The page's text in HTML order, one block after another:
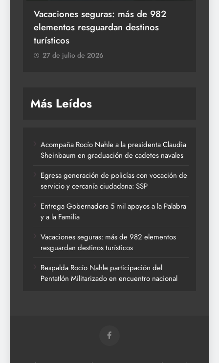
Vacaciones seguras: más de 982
elementos resguardan destinos
turísticos
27 de julio de 2026
Más Leídos
Acompaña Rocío Nahle a la presidenta Claudia
Sheinbaum en graduación de cadetes navales
Egresa generación de policías con vocación de
servicio y cercanía ciudadana: SSP
Entrega Gobernadora 5 mil apoyos a la Palabra
y a la Familia
Vacaciones seguras: más de 982 elementos
resguardan destinos turísticos
Respalda Rocío Nahle participación del
Pentatlón Militarizado en encuentro nacional